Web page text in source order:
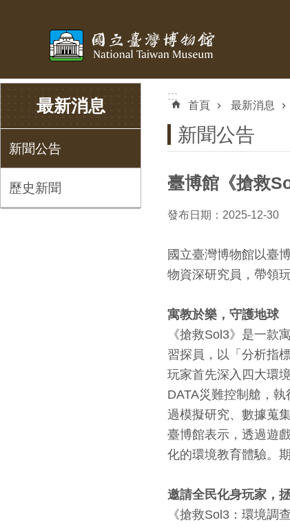
最新消息
新聞公告
歷史新聞
:::
首頁 最新消息
新聞公告
臺博館《搶救
發布日期：2025-12-30
國立臺灣博物館以臺
物資深研究員，帶領
寓教於樂，守護地球
《搶救Sol3》是一款
習探員，以「分析指
玩家首先深入四大環
DATA災難控制艙，
過模擬研究、數據蒐
臺博館表示，透過遊
化的環境教育體驗。
邀請全民化身玩家，
《搶救Sol3：環境調